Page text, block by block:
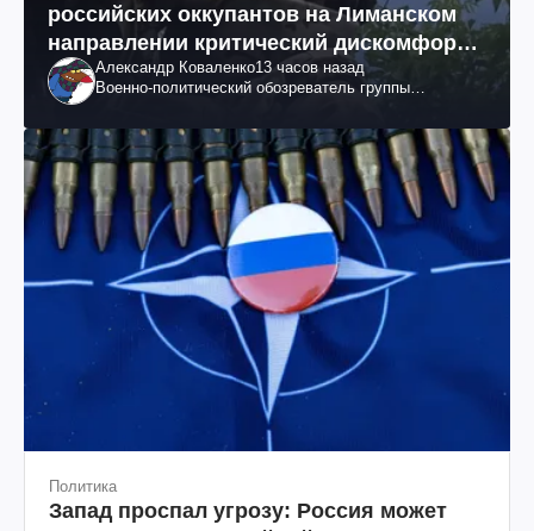
российских оккупантов на Лиманском
направлении критический дискомфорт:
как это удалось
Александр Коваленко13 часов назад
Военно-политический обозреватель группы
Политика
Запад проспал угрозу: Россия может